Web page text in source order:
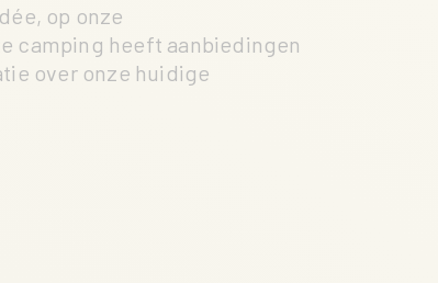
op onze
camping heeft aanbiedingen
over onze huidige